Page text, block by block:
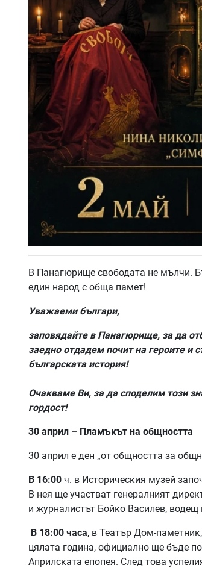
В Панагюрище свободата не мълчи.
един народ с обща памет!
Уважаеми българи,
заповядайте в Панагюрище, за да
заедно отдадем почит на героите и
българската история!
Очакваме Ви, за да споделим този
гордост!
30 април – Пламъкът на общността
30 април е ден „от общността за
В 16:00 ч. в Историческия музей
В нея ще участват генералният
и журналистът Бойко Василев,
В 18:00 часа, в Театър Дом-
цялата година, официално ще бъде
Априлската епопея. След това